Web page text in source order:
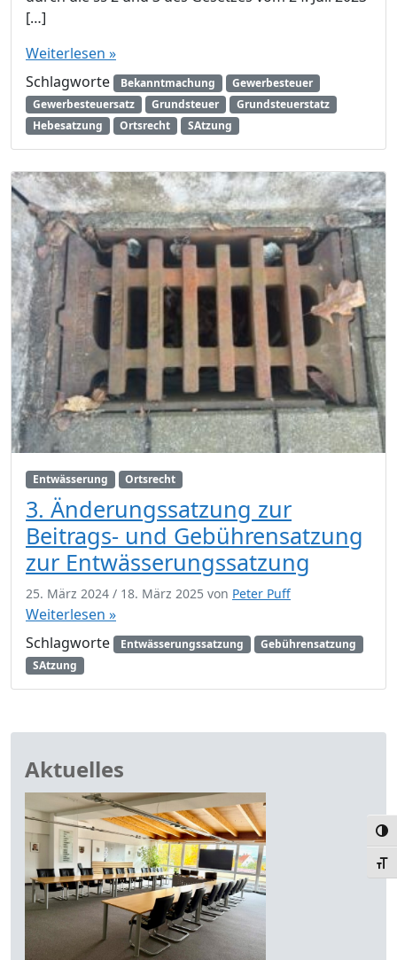
[…]
Weiterlesen »
Schlagworte
Bekanntmachung
Gewerbesteuer
Gewerbesteuersatz
Grundsteuer
Grundsteuerstatz
Hebesatzung
Ortsrecht SAtzung
Entwässerung Ortsrecht
3. Änderungssatzung zur
Beitrags- und Gebührensatzung
zur Entwässerungssatzung
25. März 2024 / 18. März 2025 von Peter Puff
Weiterlesen »
Schlagworte
Entwässerungssatzung
Gebührensatzung
SAtzung
Aktuelles